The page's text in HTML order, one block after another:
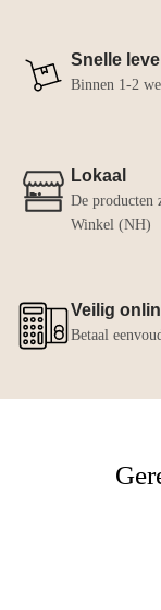
Snelle
Binnen 1-2
Lokaal
De producten
Winkel (NH)
Veilig
Betaal